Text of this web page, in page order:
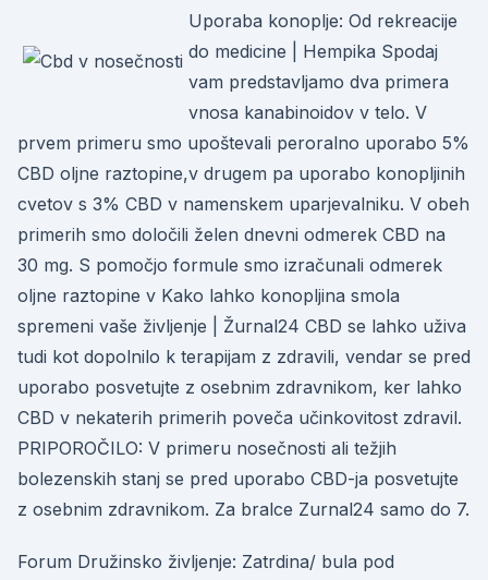
Uporaba konoplje: Od rekreacije
do medicine | Hempika Spodaj
vam predstavljamo dva primera
vnosa kanabinoidov v telo. V
prvem primeru smo upoštevali peroralno uporabo 5%
CBD oljne raztopine,v drugem pa uporabo konopljinih
cvetov s 3% CBD v namenskem uparjevalniku. V obeh
primerih smo določili želen dnevni odmerek CBD na
30 mg. S pomočjo formule smo izračunali odmerek
oljne raztopine v Kako lahko konopljina smola
spremeni vaše življenje | Žurnal24 CBD se lahko uživa
tudi kot dopolnilo k terapijam z zdravili, vendar se pred
uporabo posvetujte z osebnim zdravnikom, ker lahko
CBD v nekaterih primerih poveča učinkovitost zdravil.
PRIPOROČILO: V primeru nosečnosti ali težjih
bolezenskih stanj se pred uporabo CBD-ja posvetujte
z osebnim zdravnikom. Za bralce Zurnal24 samo do 7.
Forum Družinsko življenje: Zatrdina/ bula pod